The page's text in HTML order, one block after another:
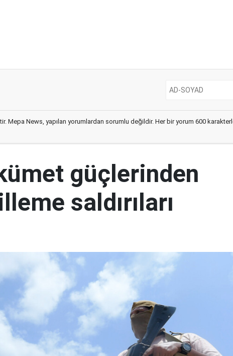
Mepa News, yapılan yorumlardan sorumlu değildir. Her bir yorum 600
güçlerinden
saldırıları